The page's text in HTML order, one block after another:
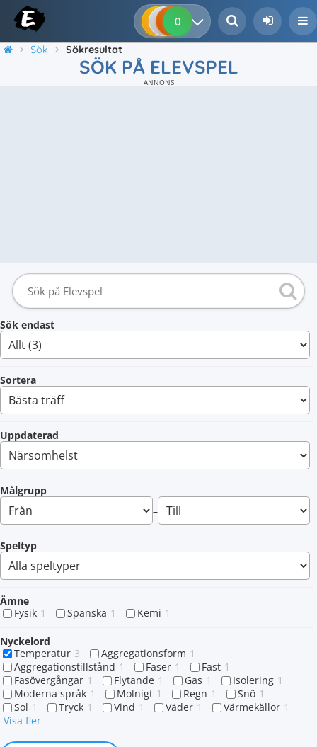
0 0 0
Sök Sökresultat
SÖK PÅ ELEVSPEL
ANNONS
Sök endast
Sortera
Uppdaterad
Målgrupp
–
Speltyp
Ämne
Fysik 1 Spanska 1 Kemi 1
Nyckelord
Temperatur 3 Aggregationsform 1
Aggregationstillstånd 1 Faser 1 Fast 1
Fasövergångar 1 Flytande 1 Gas 1 Isolering 1
Moderna språk 1 Molnigt 1 Regn 1 Snö 1
Sol 1 Tryck 1 Vind 1 Väder 1 Värmekällor 1
Visa fler